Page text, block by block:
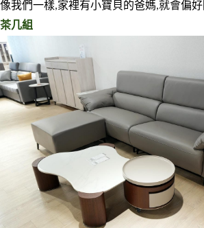
像我們一樣,家裡有小寶貝的爸媽,就會偏好
茶几組